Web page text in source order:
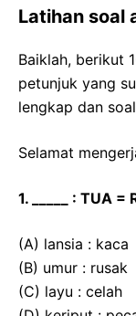
Latihan soal
Baiklah, berikut
petunjuk yang
lengkap dan
Selamat
1. _____ : TUA =
(A) lansia : kaca
(B) umur : rusak
(C) layu : celah